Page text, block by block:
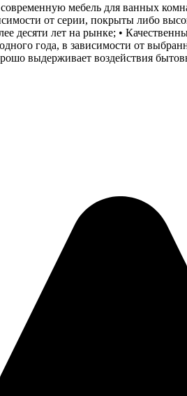
мебель для ванных
от серии, покрыты либо
лет на рынке; •
года, в зависимости от
выдерживает воздействия